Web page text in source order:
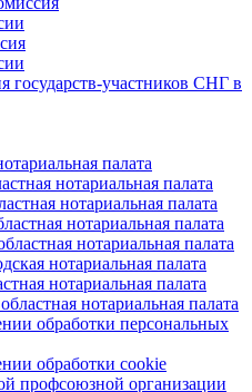
государств-участников СНГ в
палата
нотариальная палата
нотариальная палата
нотариальная палата
нотариальная палата
нотариальная палата
нотариальная палата
нотариальная палата
обработки персональных
обработки cookie
профсоюзной организации